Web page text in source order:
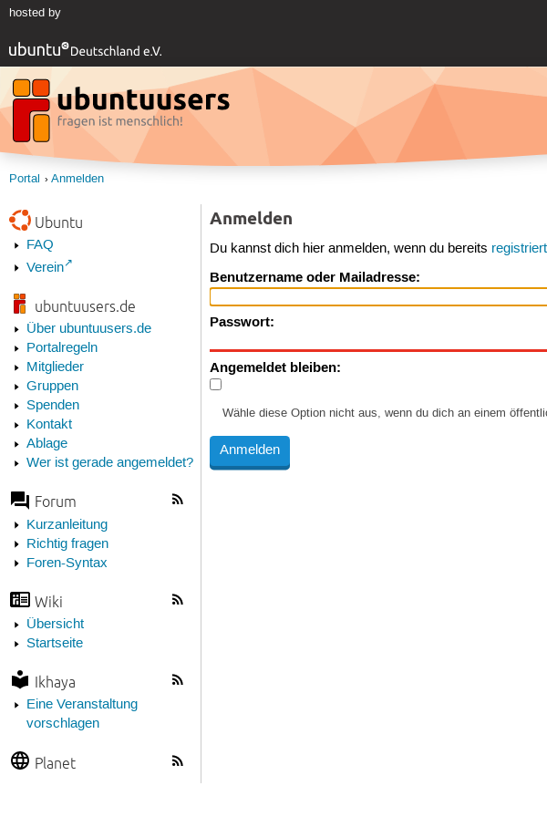
hosted by
Portal Anmelden
Ubuntu
FAQ
Verein
ubuntuusers.de
Über ubuntuusers.de
Portalregeln
Mitglieder
Gruppen
Spenden
Kontakt
Ablage
Wer ist gerade angemeldet?
Forum
Kurzanleitung
Richtig fragen
Foren-Syntax
Wiki
Übersicht
Startseite
Ikhaya
Eine Veranstaltung
vorschlagen
Planet
Anmelden
Du kannst dich hier anmelden, wenn du bereits
Benutzername oder Mailadresse:
Passwort:
Angemeldet bleiben:
Wähle diese Option nicht aus, wenn du dich an einem